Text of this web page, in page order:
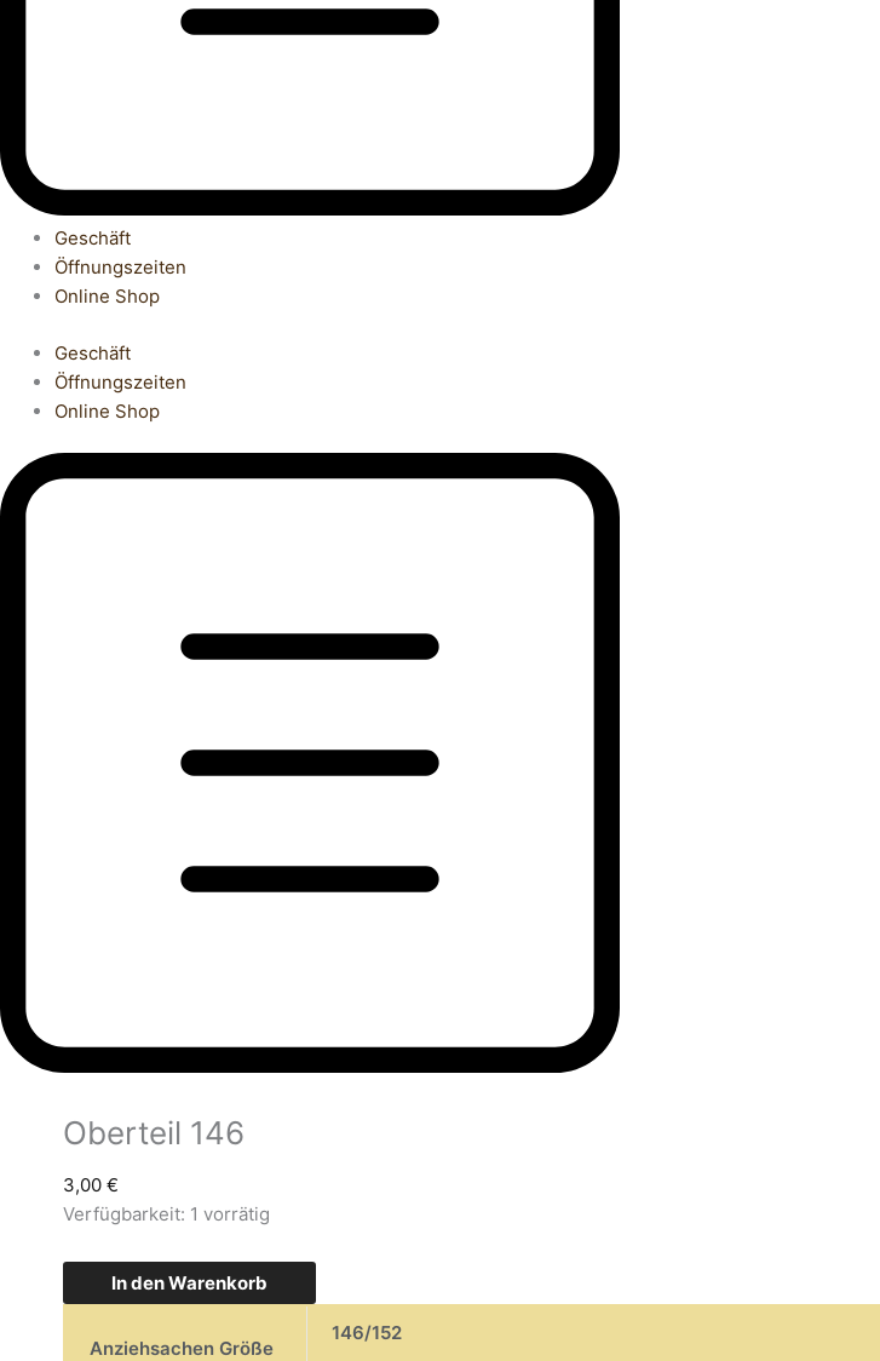
Geschäft
Öffnungszeiten
Online Shop
Geschäft
Öffnungszeiten
Online Shop
Oberteil 146
3,00 €
Verfügbarkeit: 1 vorrätig
In den Warenkorb
Anziehsachen Größe
146/152